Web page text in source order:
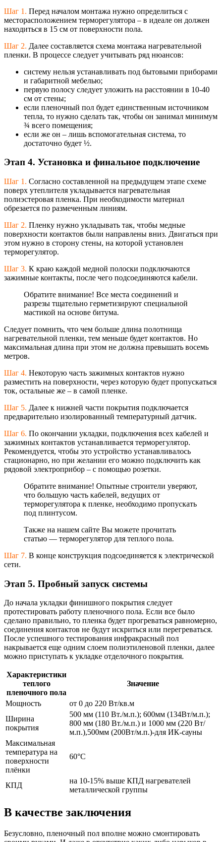
Шаг 1. Перед началом монтажа нужно определиться с
месторасположением терморегулятора – в идеале он должен
находиться в 15 см от поверхности пола.
Шаг 2. Далее составляется схема монтажа нагревательной
пленки. В процессе следует учитывать ряд нюансов:
систему нельзя устанавливать под бытовыми приборами
и габаритной мебелью;
первую полосу следует уложить на расстоянии в 10-40
см от стены;
если пленочный пол будет единственным источником
тепла, то нужно сделать так, чтобы он занимал минимум
¾ всего помещения;
если же он – лишь вспомогательная система, то
достаточно будет ½.
Этап 4. Установка и финальное подключение
Шаг 1. Согласно составленной на предыдущем этапе схеме
поверх утеплителя укладывается нагревательная
полиэстеровая пленка. При необходимости материал
обрезается по размеченным линиям.
Шаг 2. Пленку нужно укладывать так, чтобы медные
поверхности контактов были направлены вниз. Двигаться при
этом нужно в сторону стены, на которой установлен
терморегулятор.
Шаг 3. К краю каждой медной полоски подключаются
зажимные контакты, после чего подсоединяются кабели.
Обратите внимание! Все места соединений и
разрезы тщательно герметизируют специальной
мастикой на основе битума.
Следует помнить, что чем больше длина полотнища
нагревательной пленки, тем меньше будет контактов. Но
максимальная длина при этом не должна превышать восемь
метров.
Шаг 4. Некоторую часть зажимных контактов нужно
разместить на поверхности, через которую будет пропускаться
ток, остальные же – в самой пленке.
Шаг 5. Далее к нижней части покрытия подключается
предварительно изолированный температурный датчик.
Шаг 6. По окончании укладки, подключения всех кабелей и
зажимных контактов устанавливается терморегулятор.
Рекомендуется, чтобы это устройство устанавливалось
стационарно, но при желании его можно подключить как
рядовой электроприбор – с помощью розетки.
Обратите внимание! Опытные строители уверяют,
что большую часть кабелей, ведущих от
терморегулятора к пленке, необходимо пропускать
под плинтусом.
Также на нашем сайте Вы можете прочитать
статью — терморегулятор для теплого пола.
Шаг 7. В конце конструкция подсоединяется к электрической
сети.
Этап 5. Пробный запуск системы
До начала укладки финишного покрытия следует
протестировать работу пленочного пола. Если все было
сделано правильно, то пленка будет прогреваться равномерно,
соединения контактов не будут искриться или перегреваться.
После успешного тестирования инфракрасный пол
накрывается еще одним слоем полиэтиленовой пленки, далее
можно приступать к укладке отделочного покрытия.
Характеристики
теплого
пленочного пола
Значение
Мощность
от 0 до 220 Вт/кв.м
Ширина
покрытия
500 мм (110 Вт./м.п.); 600мм (134Вт/м.п.);
800 мм (180 Вт./м.п.) и 1000 мм (220 Вт/
м.п.),500мм (200Вт/м.п.)-для ИК-сауны
Максимальная
температура на
поверхности
плёнки
60°С
КПД
на 10-15% выше КПД нагревателей
металлической группы
В качестве заключения
Безусловно, пленочный пол вполне можно смонтировать